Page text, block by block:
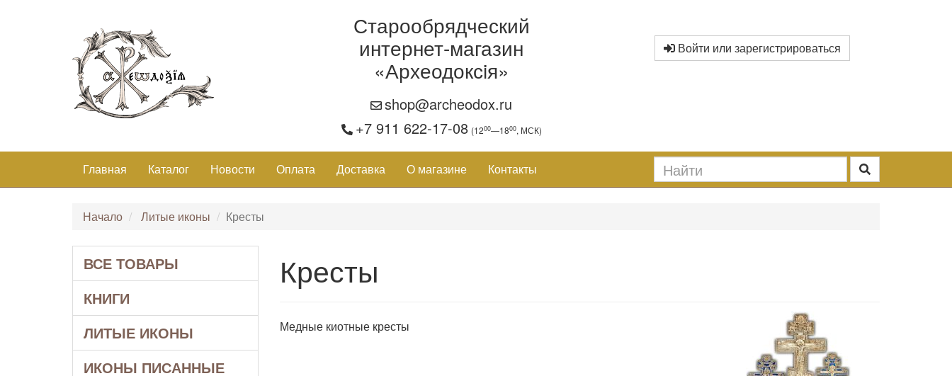
Старообрядческий
интернет-магазин
«Археодоксiя»
shop@archeodox.ru
+7 911 622-17-08 (1200—1800, МСК)
Войти или зарегистрироваться
Главная Каталог Новости Оплата Доставка О магазине Контакты
Начало Литые иконы Кресты
ВСЕ ТОВАРЫ
КНИГИ
ЛИТЫЕ ИКОНЫ
ИКОНЫ ПИСАННЫЕ
Кресты
Медные киотные кресты